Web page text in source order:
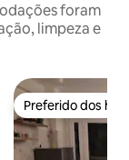
foram
limpeza e
Preferido dos
Preferido dos